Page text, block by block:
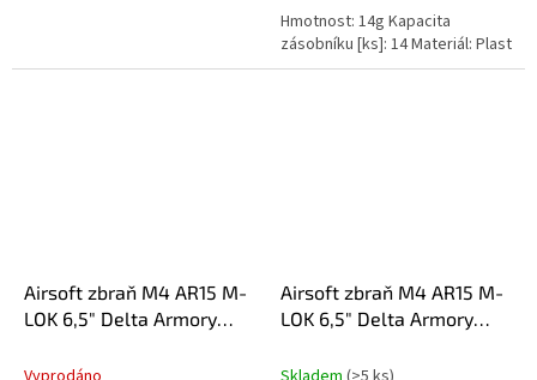
Hmotnost: 14g Kapacita
zásobníku [ks]: 14 Materiál: Plast
Airsoft zbraň M4 AR15 M-
LOK 6,5" Delta Armory
Airsoft zbraň M4 AR15 M-
LOK 6,5" Delta Armory